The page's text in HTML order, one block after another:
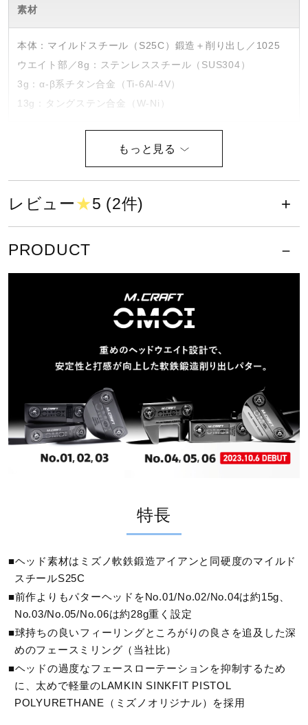
アウトドア／レイン
サポーター
メディカル
コラボ／ライセンス
その他
サポート
素材
本体：マイルドスチール（S25C）鍛造＋削り出し／1025
ウエイト部／8g：ステンレススチール（SUS304）
3g：α-β系チタン合金（Ti-6Al-4V）
13g：タングステン合金（W-Ni）
詳細
パター1本（ヘッドカバー／専用ウエイトキット付き（3g、
70
ダブルニッケル・ミラー＆ショット仕上げ
発売シーズン
2023年秋冬
レビュー★5 (2件)
PRODUCT
特長
■ヘッド素材はミズノ軟鉄鍛造アイアンと同硬度のマイルド
スチールS25C
■前作よりもパターヘッドをNo.01/No.02/No.04は約15g、
No.03/No.05/No.06は約28g重く設定
■球持ちの良いフィーリングところがりの良さを追及した深
めのフェースミリング（当社比）
■ヘッドの過度なフェースローテーションを抑制するため
に、太めで軽量のLAMKIN SINKFIT PISTOL
POLYURETHANE（ミズノオリジナル）を採用